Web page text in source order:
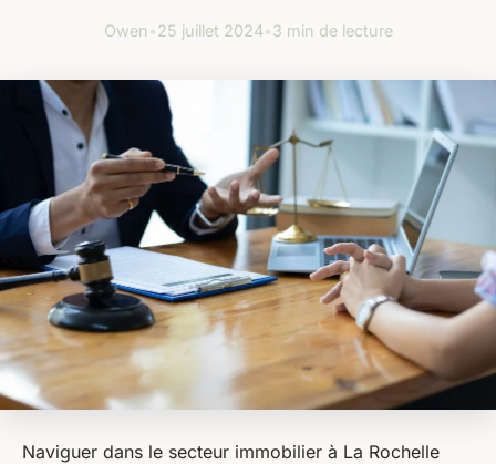
Owen •25 juillet 2024•3 min de lecture
Naviguer dans le secteur immobilier à La Rochelle